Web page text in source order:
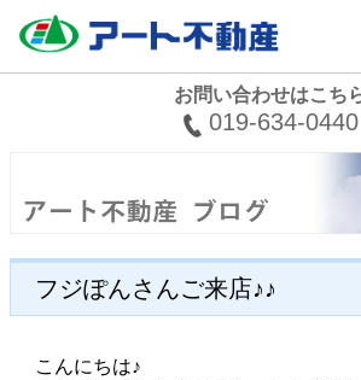
お問い合わせはこち
019-634-0440
フジぽんさんご来店♪♪
こんにちは♪